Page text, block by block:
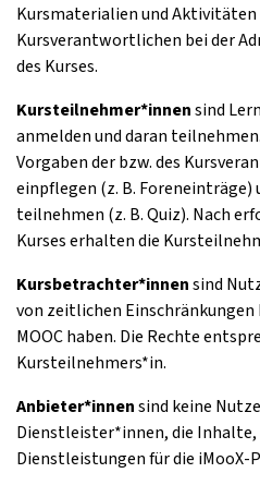
Kursmaterialien und
Kursverantwortlichen bei der
des Kurses.
Kursteilnehmer*innensind
anmelden und daran
Vorgaben der bzw. des
einpflegen (z. B.
teilnehmen (z. B. Quiz). Nach
Kurses erhalten die
Kursbetrachter*innensind
von zeitlichen Einschränkungen
MOOC haben. Die Rechte
Kursteilnehmers*in.
Anbieter*innensind keine
Dienstleister*innen, die
Dienstleistungen für die